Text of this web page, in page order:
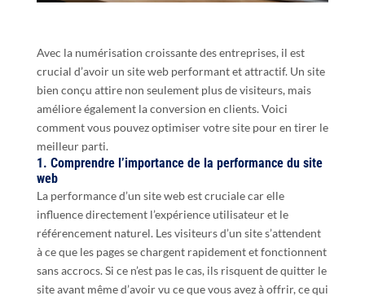
Avec la numérisation croissante des entreprises, il est
crucial d’avoir un site web performant et attractif. Un site
bien conçu attire non seulement plus de visiteurs, mais
améliore également la conversion en clients. Voici
comment vous pouvez optimiser votre site pour en tirer le
meilleur parti.
1. Comprendre l’importance de la performance du site
web
La performance d’un site web est cruciale car elle
influence directement l’expérience utilisateur et le
référencement naturel. Les visiteurs d’un site s’attendent
à ce que les pages se chargent rapidement et fonctionnent
sans accrocs. Si ce n’est pas le cas, ils risquent de quitter le
site avant même d’avoir vu ce que vous avez à offrir, ce qui